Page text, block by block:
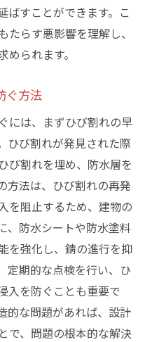
ばすことができます。こ
らす悪影響を理解し、
られます。
ぐ方法
には、まずひび割れの早
ひび割れが発見された際
び割れを埋め、防水層を
方法は、ひび割れの再発
を阻止するため、建物の
、防水シートや防水塗料
を強化し、錆の進行を抑
定期的な点検を行い、ひ
入を防ぐことも重要で
的な問題があれば、設計
で、問題の根本的な解決